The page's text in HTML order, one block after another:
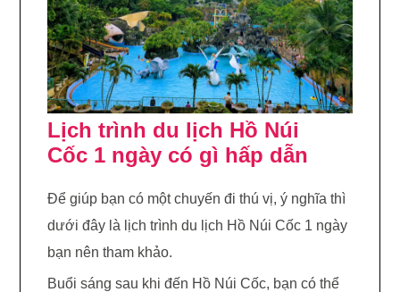
Lịch trình du lịch Hồ Núi
Cốc 1 ngày có gì hấp dẫn
Để giúp bạn có một chuyến đi thú vị, ý nghĩa thì
dưới đây là lịch trình du lịch Hồ Núi Cốc 1 ngày
bạn nên tham khảo.
Buổi sáng sau khi đến Hồ Núi Cốc, bạn có thể